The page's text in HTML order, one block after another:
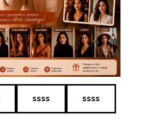
ssss ssss